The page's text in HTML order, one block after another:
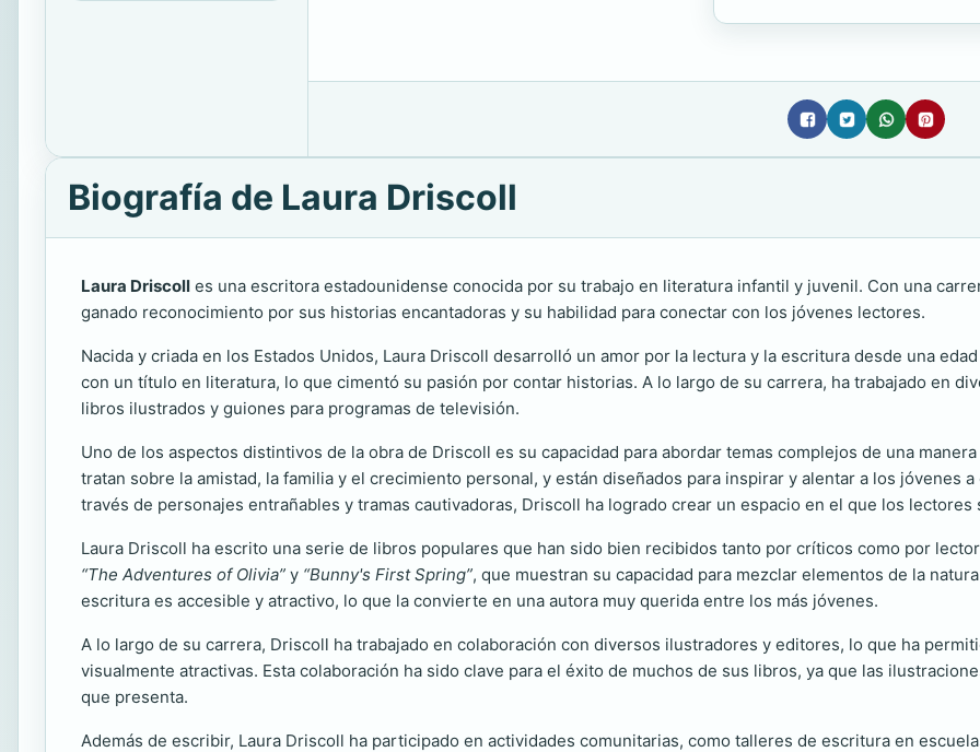
Biografía de Laura Driscoll
Laura Driscoll es una escritora estadounidense conocida por su trabajo en literatura infantil y juvenil. Con una
ganado reconocimiento por sus historias encantadoras y su habilidad para conectar con los jóvenes lectores.
Nacida y criada en los Estados Unidos, Laura Driscoll desarrolló un amor por la lectura y la escritura desde una
con un título en literatura, lo que cimentó su pasión por contar historias. A lo largo de su carrera, ha trabajado en
libros ilustrados y guiones para programas de televisión.
Uno de los aspectos distintivos de la obra de Driscoll es su capacidad para abordar temas complejos de una
tratan sobre la amistad, la familia y el crecimiento personal, y están diseñados para inspirar y alentar a los jóvenes
través de personajes entrañables y tramas cautivadoras, Driscoll ha logrado crear un espacio en el que los
Laura Driscoll ha escrito una serie de libros populares que han sido bien recibidos tanto por críticos como por
“The Adventures of Olivia” y “Bunny's First Spring”, que muestran su capacidad para mezclar elementos de la
escritura es accesible y atractivo, lo que la convierte en una autora muy querida entre los más jóvenes.
A lo largo de su carrera, Driscoll ha trabajado en colaboración con diversos ilustradores y editores, lo que ha
visualmente atractivas. Esta colaboración ha sido clave para el éxito de muchos de sus libros, ya que las
que presenta.
Además de escribir, Laura Driscoll ha participado en actividades comunitarias, como talleres de escritura en